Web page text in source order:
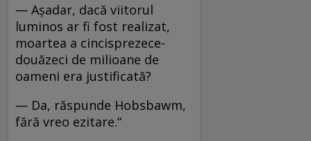
— Aşadar, dacă viitorul
luminos ar fi fost realizat,
moartea a cincisprezece-
douăzeci de milioane de
oameni era justificată?
— Da, răspunde Hobsbawm,
fără vreo ezitare.“